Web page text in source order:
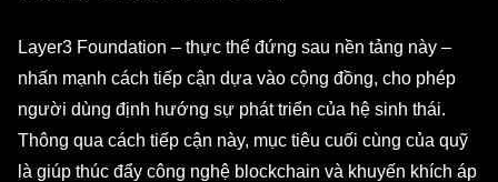
Layer3 Foundation – thực thể đứng sau nền tảng này –
nhấn mạnh cách tiếp cận dựa vào cộng đồng, cho phép
người dùng định hướng sự phát triển của hệ sinh thái.
Thông qua cách tiếp cận này, mục tiêu cuối cùng của quỹ
là giúp thúc đẩy công nghệ blockchain và khuyến khích áp